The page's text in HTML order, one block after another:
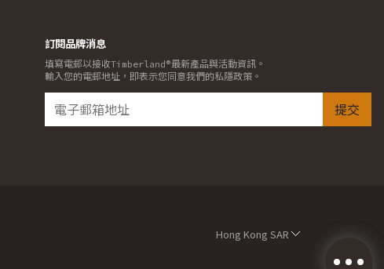
訂閱品牌消息
填寫電郵以接收Timberland®最新產品與活動資訊。
輸入您的電郵地址，即表示您同意我們的私隱政策。
提交
Hong Kong SAR